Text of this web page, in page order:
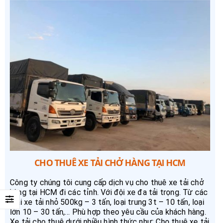
CHO THUÊ XE TẢI CHỞ HÀNG TẠI HCM
Công ty chúng tôi cung cấp dịch vụ cho thuê xe tải chở
hàng tại HCM đi các tỉnh. Với đội xe đa tải trọng. Từ các
loại xe tải nhỏ 500kg – 3 tấn, loại trung 3t – 10 tấn, loại
lớn 10 – 30 tấn,… Phù hợp theo yêu cầu của khách hàng.